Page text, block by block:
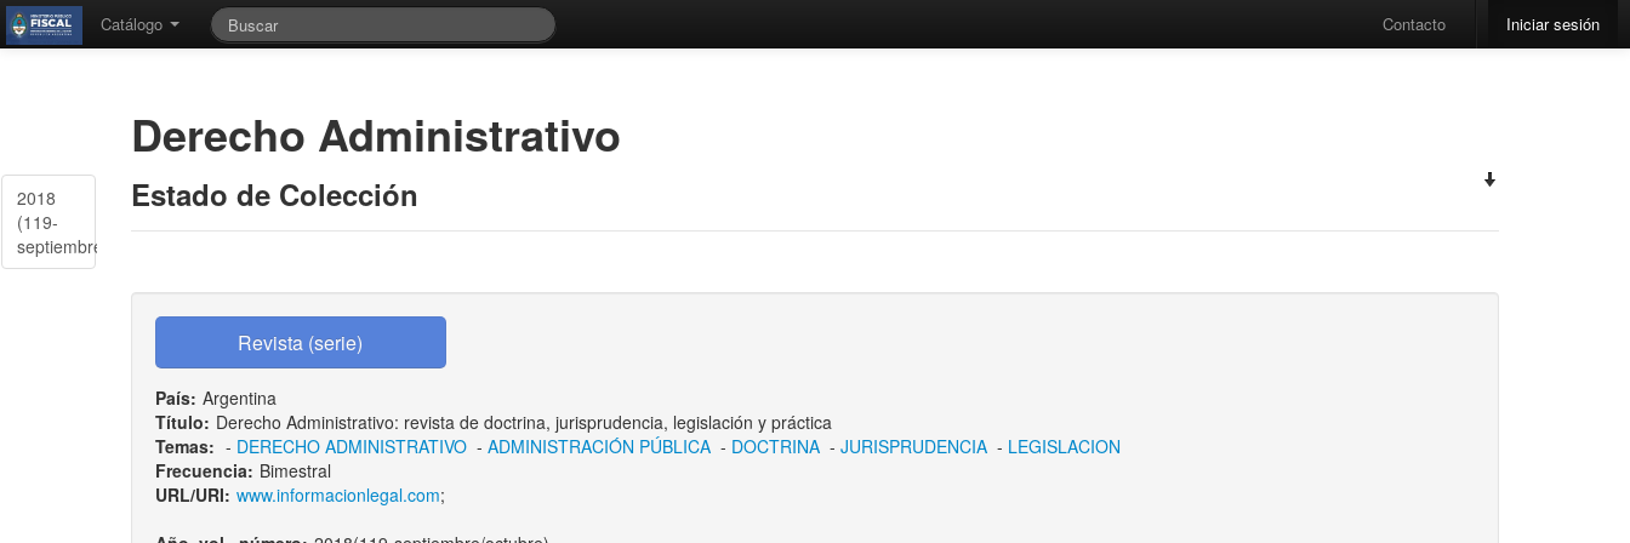
Catálogo Contacto Iniciar sesión
2018
(119-
septiembre/octubre)
Derecho Administrativo
Estado de Colección
País: Argentina
Título: Derecho Administrativo: revista de doctrina, jurisprudencia, legislación y práctica
Temas: - DERECHO ADMINISTRATIVO- ADMINISTRACIÓN PÚBLICA- DOCTRINA- JURISPRUDENCIA- LEGISLACION
Frecuencia: Bimestral
URL/URI: www.informacionlegal.com;